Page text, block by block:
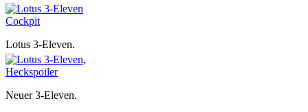
Lotus 3-Eleven.
Neuer 3-Eleven.